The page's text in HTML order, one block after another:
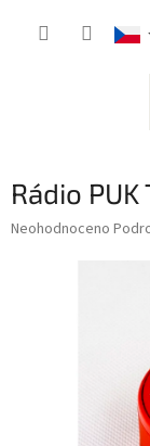
Rádio PUK
Průměrné
Neohodnoceno